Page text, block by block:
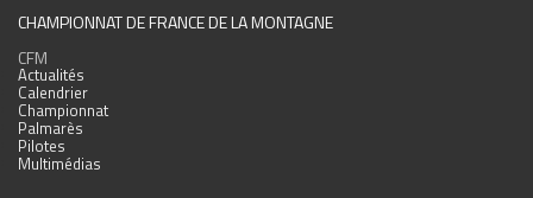
CHAMPIONNAT DE FRANCE DE LA MONTAGNE
CFM
Actualités
Calendrier
Championnat
Palmarès
Pilotes
Multimédias